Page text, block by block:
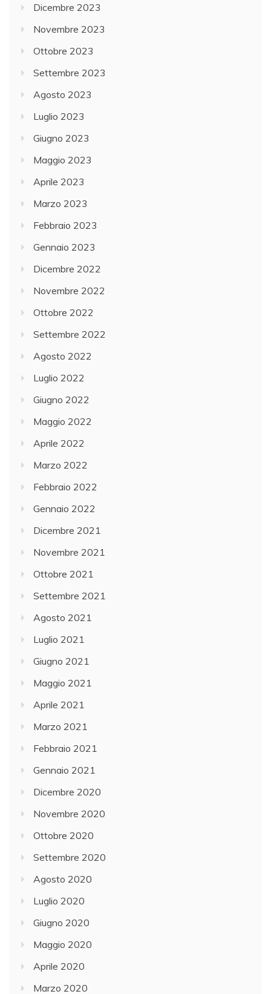
Dicembre 2023
Novembre 2023
Ottobre 2023
Settembre 2023
Agosto 2023
Luglio 2023
Giugno 2023
Maggio 2023
Aprile 2023
Marzo 2023
Febbraio 2023
Gennaio 2023
Dicembre 2022
Novembre 2022
Ottobre 2022
Settembre 2022
Agosto 2022
Luglio 2022
Giugno 2022
Maggio 2022
Aprile 2022
Marzo 2022
Febbraio 2022
Gennaio 2022
Dicembre 2021
Novembre 2021
Ottobre 2021
Settembre 2021
Agosto 2021
Luglio 2021
Giugno 2021
Maggio 2021
Aprile 2021
Marzo 2021
Febbraio 2021
Gennaio 2021
Dicembre 2020
Novembre 2020
Ottobre 2020
Settembre 2020
Agosto 2020
Luglio 2020
Giugno 2020
Maggio 2020
Aprile 2020
Marzo 2020